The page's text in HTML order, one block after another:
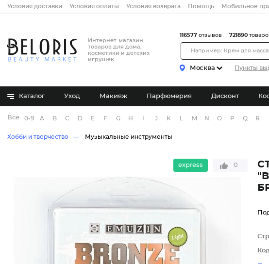
Условия доставки Условия оплаты Условия возврата Помощь Мобильное
Интернет-магазин
товаров для дома,
косметики и детских
игрушек
Москва Пункты
116577 отзывов 721890
Каталог Уход Макияж Парфюмерия Дисконт
Все бренды
0-9 A B C D E F G H J K M N O P Q R
Хобби и творчество Музыкальные инструменты
express 0